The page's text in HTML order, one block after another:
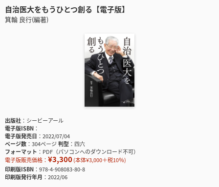
自治医大をもうひとつ創る【電子版】
箕輪 良行(編著)
出版社
シービーアール
電子版ISBN
電子版発売日
2022/07/04
ページ数
304ページ判型
四六
フォーマット
PDF（パソコンへのダウンロード不可）
電子版販売価格： ¥3,300(本体¥3,000＋税10％)
印刷版ISBN
978-4-908083-80-8
印刷版発行年月
2022/06